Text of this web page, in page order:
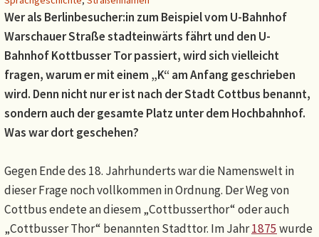
Wer als Berlinbesucher:in zum Beispiel vom U-Bahnhof
Warschauer Straße stadteinwärts fährt und den U-
Bahnhof Kottbusser Tor passiert, wird sich vielleicht
fragen, warum er mit einem „K“ am Anfang geschrieben
wird. Denn nicht nur er ist nach der Stadt Cottbus benannt,
sondern auch der gesamte Platz unter dem Hochbahnhof.
Was war dort geschehen?
Gegen Ende des 18. Jahrhunderts war die Namenswelt in
dieser Frage noch vollkommen in Ordnung. Der Weg von
Cottbus endete an diesem „Cottbusserthor“ oder auch
„Cottbusser Thor“ benannten Stadttor. Im Jahr1875 wurde